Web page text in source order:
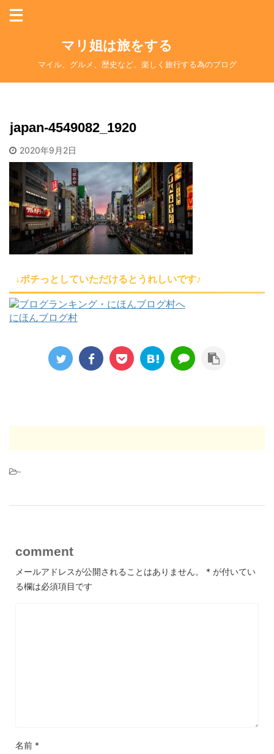
マリ姐は旅をする
マイル、グルメ、歴史など。楽しく旅行する為のブログ
japan-4549082_1920
2020年9月2日
↓ポチっとしていただけるとうれしいです♪
にほんブログ村
-
comment
メールアドレスが公開されることはありません。 * が付いてい
る欄は必須項目です
名前 *